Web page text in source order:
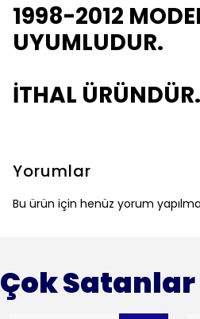
1998-2012
UYUMLUDUR.
İTHAL ÜRÜNDÜR.
Yorumlar
Bu ürün için henüz yorum
Çok Satanlar